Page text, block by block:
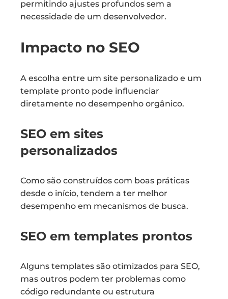
permitindo ajustes profundos sem a
necessidade de um desenvolvedor.
Impacto no SEO
A escolha entre um site personalizado e um
template pronto pode influenciar
diretamente no desempenho orgânico.
SEO em sites
personalizados
Como são construídos com boas práticas
desde o início, tendem a ter melhor
desempenho em mecanismos de busca.
SEO em templates prontos
Alguns templates são otimizados para SEO,
mas outros podem ter problemas como
código redundante ou estrutura